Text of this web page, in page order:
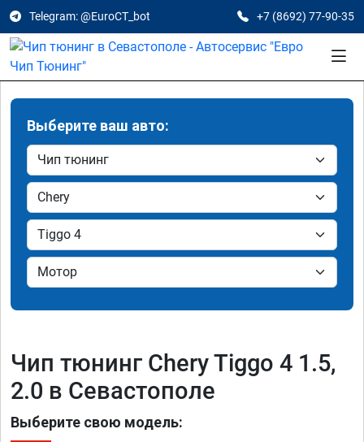
Telegram: @EuroCT_bot +7 (8692) 77-90-35
Выберите ваш авто:
Чип тюнинг Chery Tiggo 4 1.5,
2.0 в Севастополе
Выберите свою модель: